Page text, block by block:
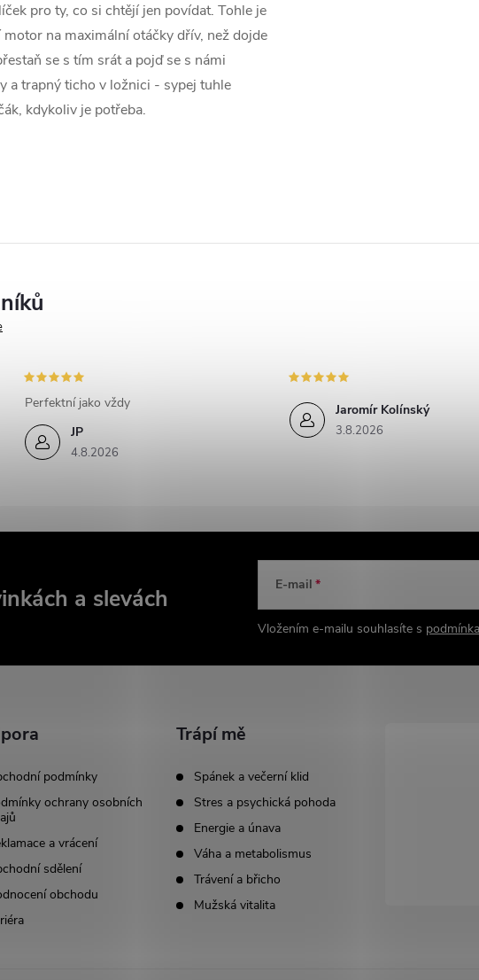
pro ty, co si chtějí jen povídat. Tohle je
na maximální otáčky dřív, než dojde
se s tím srát a pojď se s námi
a trapný ticho v ložnici - sypej tuhle
kdykoliv je potřeba.
JP
4.8.2026
Perfektní jako vždy Jaromír Kolínský
3.8.2026
a slevách E-mail
Vložením e-mailu souhlasíte s
podmínky
ochrany osobních
a vrácení
sdělení
obchodu
Trápí mě
Spánek a večerní klid
Stres a psychická pohoda
Energie a únava
Váha a metabolismus
Trávení a břicho
Mužská vitalita